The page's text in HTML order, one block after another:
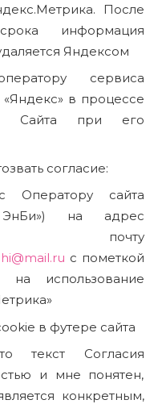
После
информация
Яндексом
сервиса
в процессе
Сайта при его
согласие:
Оператору сайта
на адрес
почту
с пометкой
на использование
в футере сайта
текст Согласия
и мне понятен,
конкретным,